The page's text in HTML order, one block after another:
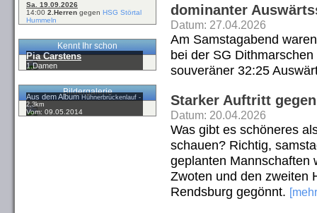
Sa. 19.09.2026
14:00 2.Herren gegen HSG Störtal
Hummeln
Kennt Ihr schon
Pia Carstens
1.Damen
Bildergalerie
Aus dem AlbumHühnerbrückenlauf -
2,3km
Vom: 09.05.2014
dominanter
Datum: 27.04.2026
Am Samstagabend
bei der SG
souveräner 32:25
Starker Auftritt
Datum: 20.04.2026
Was gibt es schöneres
schauen? Richtig,
geplanten Mannschaften
Zwoten und den zweiten
Rendsburg gegönnt.